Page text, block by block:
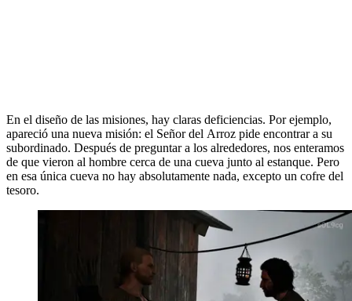
En el diseño de las misiones, hay claras deficiencias. Por ejemplo,
apareció una nueva misión: el Señor del Arroz pide encontrar a su
subordinado. Después de preguntar a los alrededores, nos enteramos
de que vieron al hombre cerca de una cueva junto al estanque. Pero
en esa única cueva no hay absolutamente nada, excepto un cofre del
tesoro.